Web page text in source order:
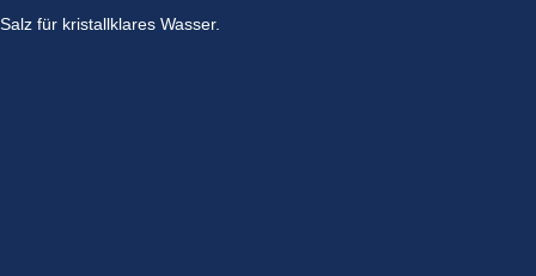
Salz für kristallklares Wasser.